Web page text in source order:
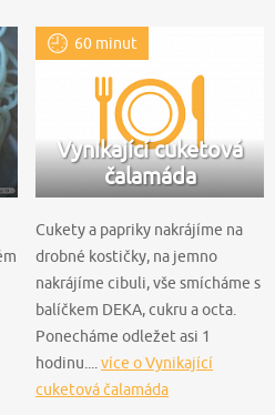
60 minut
Vynikající cuketová
čalamáda
Cukety a papriky nakrájíme na
drobné kostičky, na jemno
nakrájíme cibuli, vše smícháme s
balíčkem DEKA, cukru a octa.
Ponecháme odležet asi 1
hodinu....více o Vynikající
cuketová čalamáda